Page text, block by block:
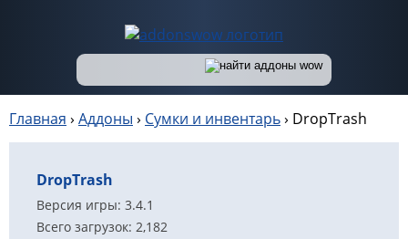
Главная › Аддоны › Сумки и инвентарь› DropTrash
DropTrash
Версия игры: 3.4.1
Всего загрузок: 2,182